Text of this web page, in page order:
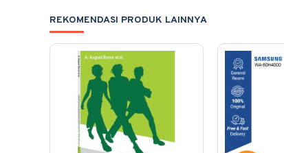
REKOMENDASI PRODUK LAINNYA